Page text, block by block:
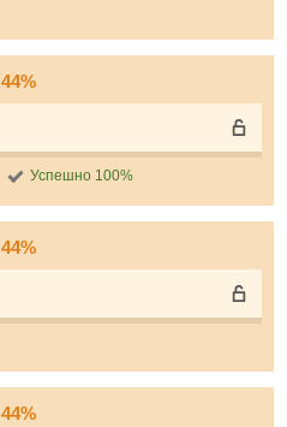
44%
Успешно 100%
44%
44%